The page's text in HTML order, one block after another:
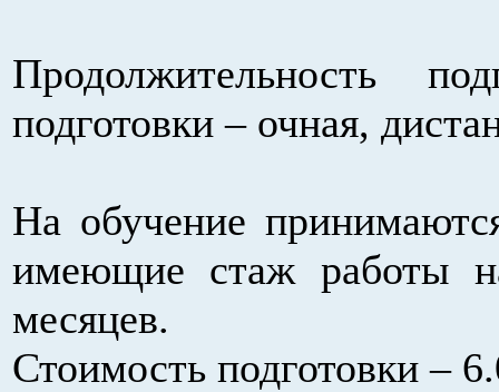
Продолжительность
подготовки – очная,
На обучение
имеющие стаж работы
месяцев.
Стоимость подготовки –